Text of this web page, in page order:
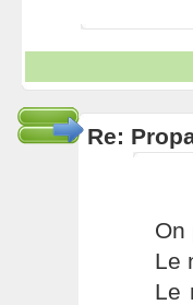
Re:
On
Le
Le